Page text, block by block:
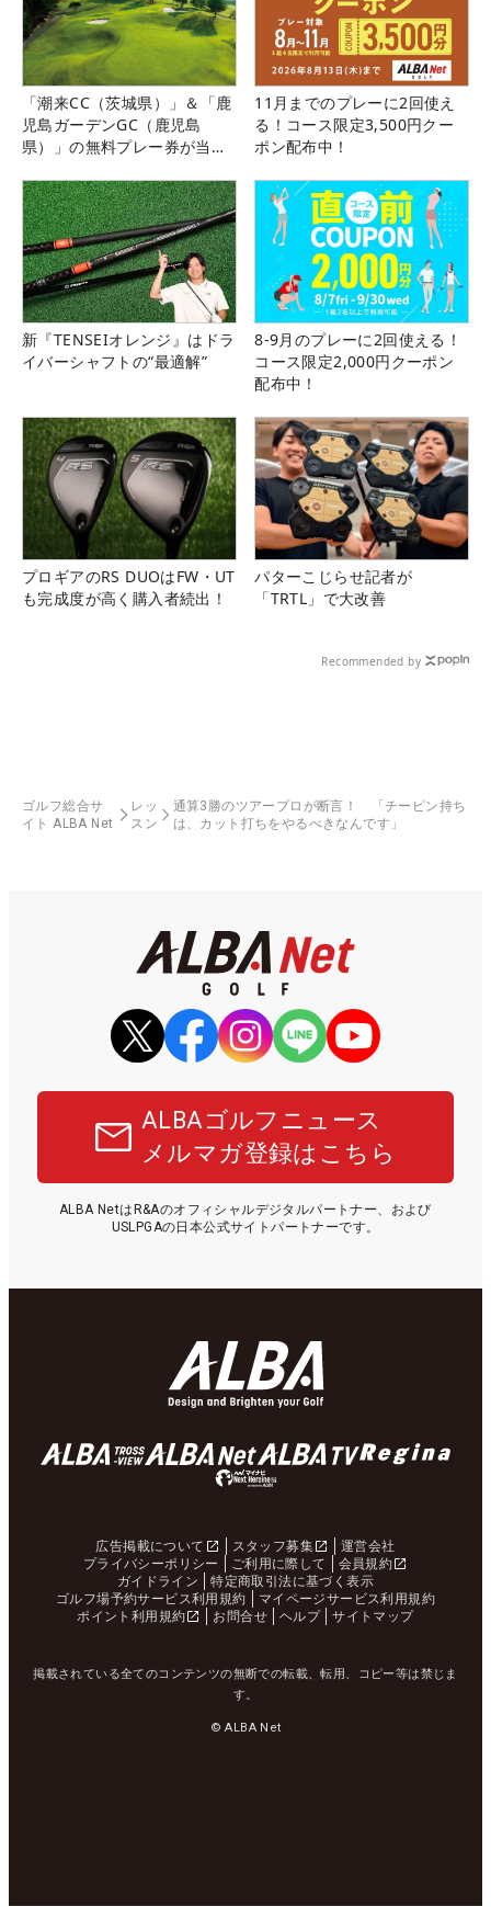
「潮来CC（茨城県）」＆「鹿
児島ガーデンGC（鹿児島
県）」の無料プレー券が当た
11月までのプレーに2回使え
る！コース限定3,500円クー
ポン配布中！
新『TENSEIオレンジ』はドラ
イバーシャフトの“最適解”
8-9月のプレーに2回使える！
コース限定2,000円クーポン
配布中！
プロギアのRS DUOはFW・UT
も完成度が高く購入者続出！
パターこじらせ記者が
「TRTL」で大改善
Recommended by
ゴルフ総合サ
イト ALBA Net
レッ
スン
通算3勝のツアープロが断言！ 「チーピン持ち
は、カット打ちをやるべきなんです」
ALBAゴルフニュース
メルマガ登録はこちら
ALBA NetはR&Aのオフィシャルデジタルパートナー、および
USLPGAの日本公式サイトパートナーです。
広告掲載について スタッフ募集
運営会社
プライバシーポリシー
ご利用に際して
会員規約
ガイドライン
特定商取引法に基づく表示
ゴルフ場予約サービス利用規約
マイページサービス利用規約
ポイント利用規約
お問合せ ヘルプ サイトマップ
掲載されている全てのコンテンツの無断での転載、転用、コピー等は禁じま
す。
© ALBA Net